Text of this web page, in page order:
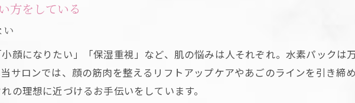
方をしている
小顔になりたい」「保湿重視」など、肌の悩みは人それぞれ。水素パック
サロンでは、顔の筋肉を整えるリフトアップケアやあごのラインを引き締
の理想に近づけるお手伝いをしています。